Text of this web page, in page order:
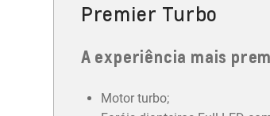
Premier Turbo
A experiência mais
Motor turbo;